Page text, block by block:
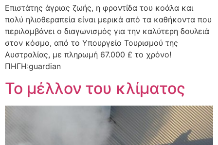
Επιστάτης άγριας ζωής, η φροντίδα του κοάλα και
πολύ ηλιοθεραπεία είναι μερικά από τα καθήκοντα που
περιλαμβάνει ο διαγωνισμός για την καλύτερη δουλειά
στον κόσμο, από το Υπουργείο Τουρισμού της
Αυστραλίας, με πληρωμή 67.000 £ το χρόνο!
ΠΗΓΗ:guardian
Το μέλλον του κλίματος